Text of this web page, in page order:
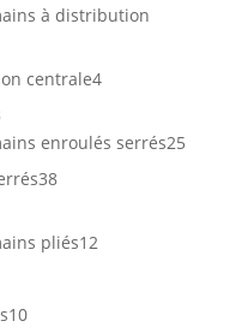
produits
à distribution
centrale44
63
produitsenroulés serrés2525
3838
pliés1212
1010